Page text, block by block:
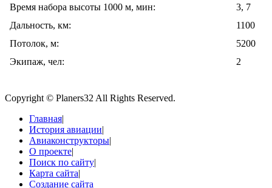
Время набора высоты 1000 м, мин:
3, 7
Дальность, км:
1100
Потолок, м:
5200
Экипаж, чел:
2
Copyright © Planers32 All Rights Reserved.
Главная|
История авиации|
Авиаконструкторы|
О проекте|
Поиск по сайту|
Карта сайта|
Создание сайта